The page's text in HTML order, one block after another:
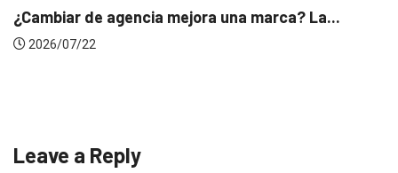
INSIGHTS
Leave a Reply